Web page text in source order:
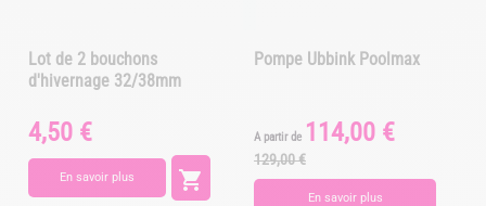
Lot de 2 bouchons
d'hivernage 32/38mm
Prix
4,50 €
En savoir plus 
Pompe Ubbink Poolmax
A partir de Prix
114,00 €Prix
base
129,00 €
En savoir plus